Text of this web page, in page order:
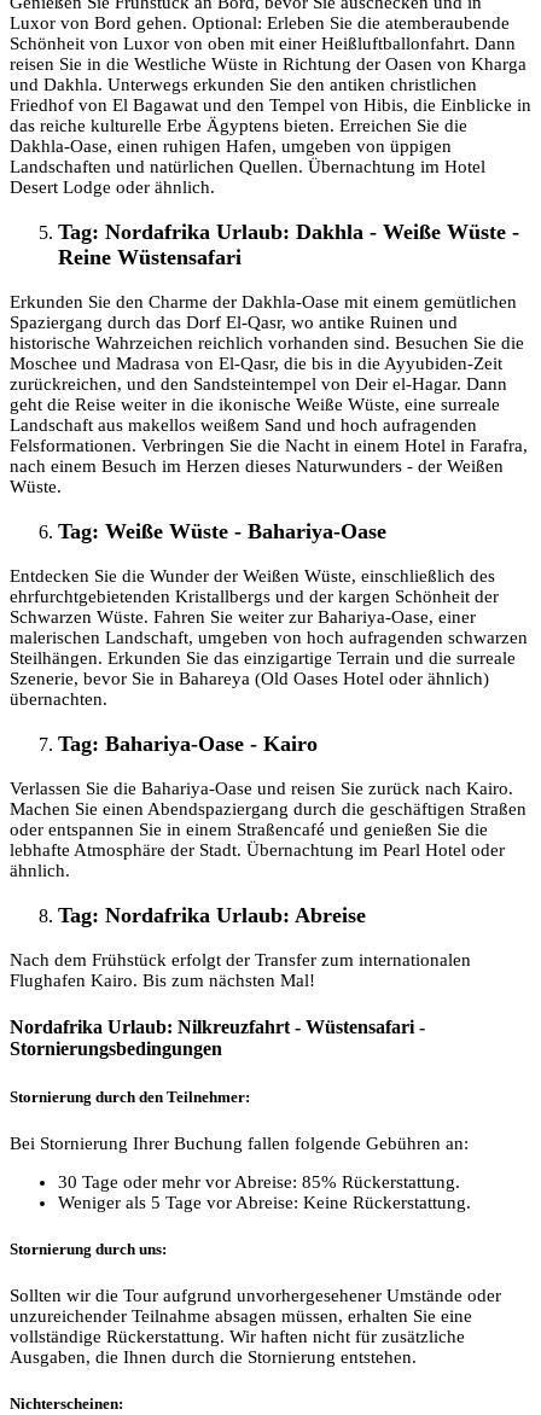
Luxor von Bord gehen. Optional: Erleben Sie die atemberaubende
Schönheit von Luxor von oben mit einer Heißluftballonfahrt. Dann
reisen Sie in die Westliche Wüste in Richtung der Oasen von Kharga
und Dakhla. Unterwegs erkunden Sie den antiken christlichen
Friedhof von El Bagawat und den Tempel von Hibis, die Einblicke in
das reiche kulturelle Erbe Ägyptens bieten. Erreichen Sie die
Dakhla-Oase, einen ruhigen Hafen, umgeben von üppigen
Landschaften und natürlichen Quellen. Übernachtung im Hotel
Desert Lodge oder ähnlich.
Tag: Nordafrika Urlaub: Dakhla - Weiße Wüste -
Reine Wüstensafari
Erkunden Sie den Charme der Dakhla-Oase mit einem gemütlichen
Spaziergang durch das Dorf El-Qasr, wo antike Ruinen und
historische Wahrzeichen reichlich vorhanden sind. Besuchen Sie die
Moschee und Madrasa von El-Qasr, die bis in die Ayyubiden-Zeit
zurückreichen, und den Sandsteintempel von Deir el-Hagar. Dann
geht die Reise weiter in die ikonische Weiße Wüste, eine surreale
Landschaft aus makellos weißem Sand und hoch aufragenden
Felsformationen. Verbringen Sie die Nacht in einem Hotel in Farafra,
nach einem Besuch im Herzen dieses Naturwunders - der Weißen
Wüste.
Tag: Weiße Wüste - Bahariya-Oase
Entdecken Sie die Wunder der Weißen Wüste, einschließlich des
ehrfurchtgebietenden Kristallbergs und der kargen Schönheit der
Schwarzen Wüste. Fahren Sie weiter zur Bahariya-Oase, einer
malerischen Landschaft, umgeben von hoch aufragenden schwarzen
Steilhängen. Erkunden Sie das einzigartige Terrain und die surreale
Szenerie, bevor Sie in Bahareya (Old Oases Hotel oder ähnlich)
übernachten.
Tag: Bahariya-Oase - Kairo
Verlassen Sie die Bahariya-Oase und reisen Sie zurück nach Kairo.
Machen Sie einen Abendspaziergang durch die geschäftigen Straßen
oder entspannen Sie in einem Straßencafé und genießen Sie die
lebhafte Atmosphäre der Stadt. Übernachtung im Pearl Hotel oder
ähnlich.
Tag: Nordafrika Urlaub: Abreise
Nach dem Frühstück erfolgt der Transfer zum internationalen
Flughafen Kairo. Bis zum nächsten Mal!
Nordafrika Urlaub: Nilkreuzfahrt - Wüstensafari -
Stornierungsbedingungen
Stornierung durch den Teilnehmer:
Bei Stornierung Ihrer Buchung fallen folgende Gebühren an:
30 Tage oder mehr vor Abreise: 85% Rückerstattung.
Weniger als 5 Tage vor Abreise: Keine Rückerstattung.
Stornierung durch uns:
Sollten wir die Tour aufgrund unvorhergesehener Umstände oder
unzureichender Teilnahme absagen müssen, erhalten Sie eine
vollständige Rückerstattung. Wir haften nicht für zusätzliche
Ausgaben, die Ihnen durch die Stornierung entstehen.
Nichterscheinen: